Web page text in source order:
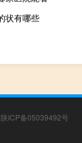
状有哪些
陕ICP备05039492号